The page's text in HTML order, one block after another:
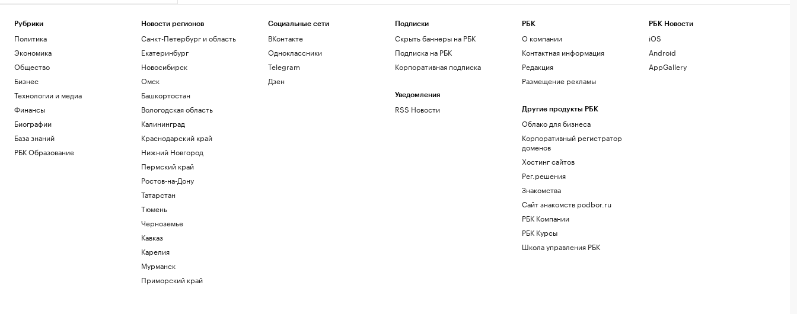
Рубрики
Политика
Экономика
Общество
Бизнес
Технологии и медиа
Финансы
Биографии
База знаний
РБК Образование
Новости регионов
Санкт-Петербург и область
Екатеринбург
Новосибирск
Омск
Башкортостан
Вологодская область
Калининград
Краснодарский край
Нижний Новгород
Пермский край
Ростов-на-Дону
Татарстан
Тюмень
Черноземье
Кавказ
Карелия
Мурманск
Приморский край
Социальные сети
ВКонтакте
Одноклассники
Telegram
Дзен
Подписки
Скрыть баннеры на РБК
Подписка на РБК
Корпоративная подписка
Уведомления
RSS Новости
РБК
О компании
Контактная информация
Редакция
Размещение рекламы
Другие продукты РБК
Облако для бизнеса
Корпоративный регистратор
доменов
Хостинг сайтов
Рег.решения
Знакомства
Сайт знакомств podbor.ru
РБК Компании
РБК Курсы
Школа управления РБК
РБК Новости
iOS
Android
AppGallery